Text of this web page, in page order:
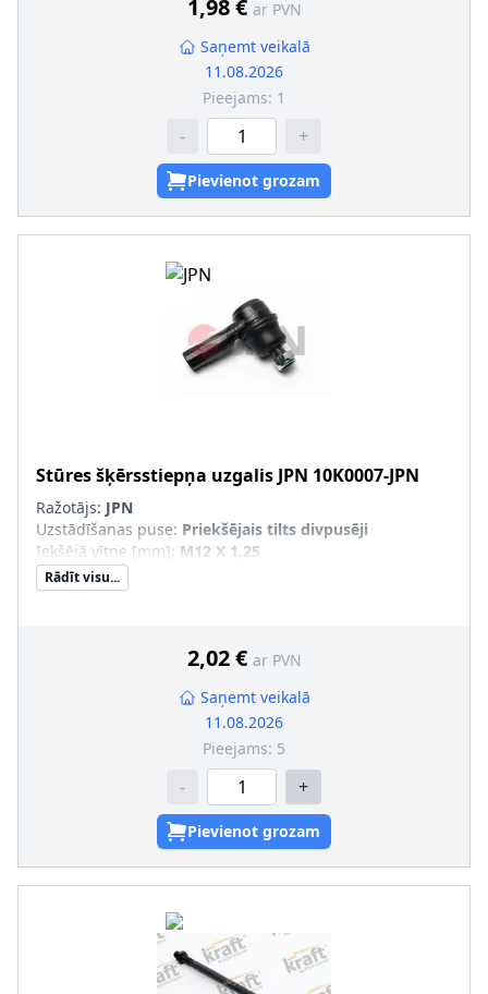
1,98 € ar PVN
Saņemt veikalā
11.08.2026
Pieejams: 1
- +
Pievienot grozam
Stūres šķērsstiepņa uzgalis JPN 10K0007-JPN
Ražotājs: JPN
Uzstādīšanas puse: Priekšējais tilts divpusēji
Iekšējā vītne [mm]: M12 X 1,25
Rādīt visu...
2,02 € ar PVN
Saņemt veikalā
11.08.2026
Pieejams: 5
- +
Pievienot grozam